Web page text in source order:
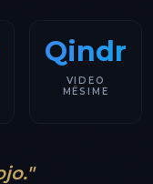
Qindra
VIDEO
MËSIME